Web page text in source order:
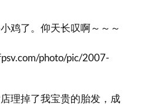
鸡了。仰天长叹啊～～～
理掉了我宝贵的胎发，成